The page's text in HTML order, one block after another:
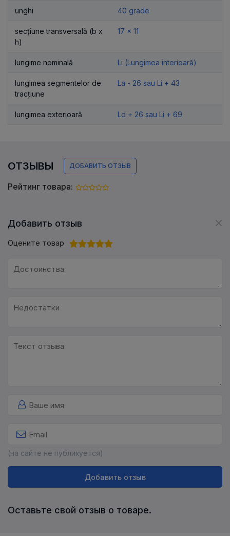
unghi 40 grade
secțiune transversală (b x
h)
17 x 11
lungime nominală Li (Lungimea interioară)
lungimea segmentelor de
tracțiune
La - 26 sau Li + 43
lungimea exterioară Ld + 26 sau Li + 69
ОТЗЫВЫ ДОБАВИТЬ ОТЗЫВ
Рейтинг товара:
Добавить отзыв
Оцените товар
(на сайте не публикуется)
Добавить отзыв
Оставьте свой отзыв о товаре.